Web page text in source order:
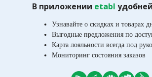
В приложении etabl
Узнавайте о скидках и товарах
Выгодные предложения по
Карта лояльности всегда под
Мониторинг состояния заказов